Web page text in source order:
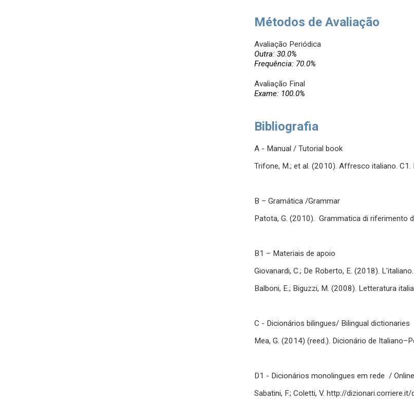
Métodos de Avaliação
Avaliação Periódica
Outra: 30.0%
Frequência: 70.0%
Avaliação Final
Exame: 100.0%
Bibliografia
A - Manual / Tutorial book
Trifone, M.; et al. (2010). Affresco italiano. C1.
B – Gramática /Grammar
Patota, G. (2010). Grammatica di riferimento
B1 – Materiais de apoio
Giovanardi, C.; De Roberto, E. (2018).
Balboni, E.; Biguzzi, M. (2008). Letteratura
C - Dicionários bilingues/ Bilingual dictionaries
Mea, G. (2014) (reed.). Dicionário de
D1 - Dicionários monolingues em rede /
Sabatini, F.; Coletti, V. http://